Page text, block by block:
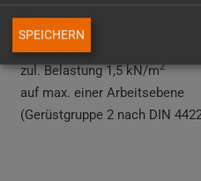
im Freien 10,0 m
zul. Belastung 1,5 kN/m2
auf max. einer Arbeitsebene
(Gerüstgruppe 2 nach DIN
SPEICHERN